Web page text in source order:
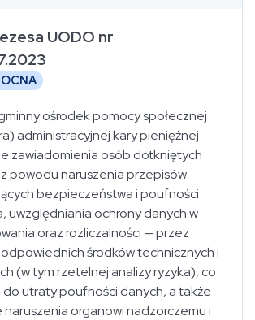
UODO nr
ośrodek pomocy społecznej
administracyjnej kary pieniężnej
zawiadomienia osób dotkniętych
powodu naruszenia przepisów
bezpieczeństwa i poufności
uwzględniania ochrony danych w
oraz rozliczalności — przez
środków technicznych i
(w tym rzetelnej analizy ryzyka), co
do utraty poufności danych, a także
naruszenia organowi nadzorczemu i